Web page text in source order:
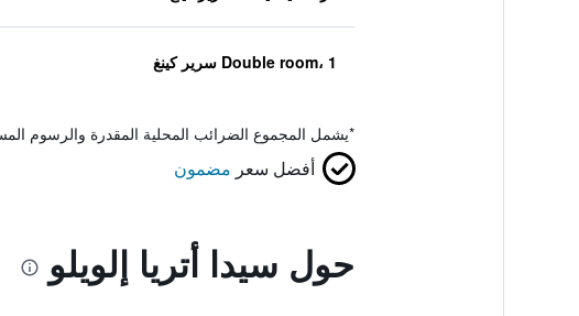
Double room، 1 سرير كينغ
*يشمل المجموع الضرائب المحلية المقدرة والرسوم
أفضل سعر مضمون
حول سيدا أتريا إلويلو